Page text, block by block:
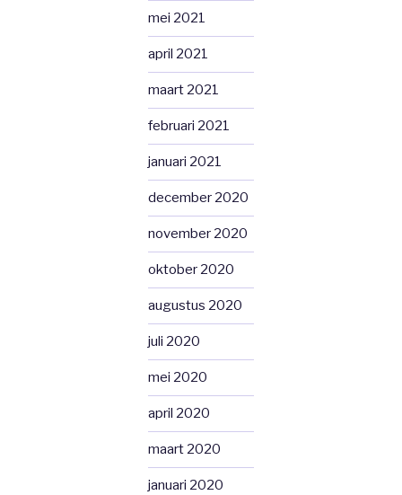
mei 2021
april 2021
maart 2021
februari 2021
januari 2021
december 2020
november 2020
oktober 2020
augustus 2020
juli 2020
mei 2020
april 2020
maart 2020
januari 2020